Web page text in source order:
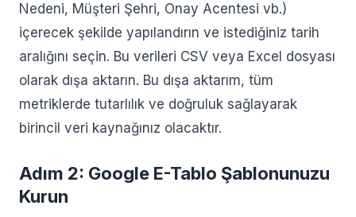
Nedeni, Müşteri Şehri, Onay Acentesi vb.)
içerecek şekilde yapılandırın ve istediğiniz tarih
aralığını seçin. Bu verileri CSV veya Excel dosyası
olarak dışa aktarın. Bu dışa aktarım, tüm
metriklerde tutarlılık ve doğruluk sağlayarak
birincil veri kaynağınız olacaktır.
Adım 2: Google E-Tablo Şablonunuzu
Kurun